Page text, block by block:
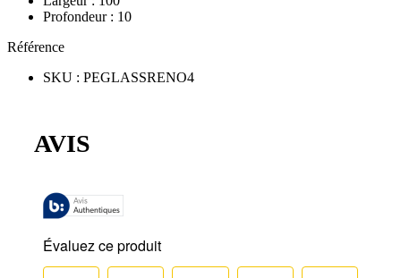
Profondeur : 10
Référence
SKU : PEGLASSRENO4